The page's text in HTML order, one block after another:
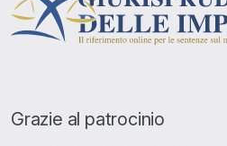
Grazie al patrocinio